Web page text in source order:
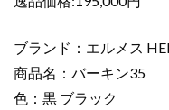
ー
ー
キ
ン
ブランド：エルメス
商品名：バーキン35
色：黒 ブラック